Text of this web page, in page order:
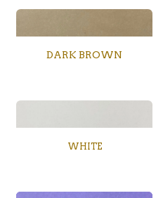
DARK BROWN
WHITE